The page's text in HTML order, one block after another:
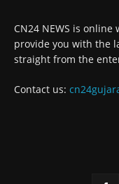
CN24 NEWS is
provide you with the
straight from the
Contact us: